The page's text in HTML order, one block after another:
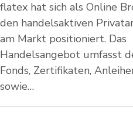
flatex hat sich als Online
den handelsaktiven
am Markt positioniert. Das
Handelsangebot umfasst
Fonds, Zertifikaten,
sowie…